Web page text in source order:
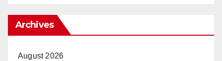
Archives
August 2026